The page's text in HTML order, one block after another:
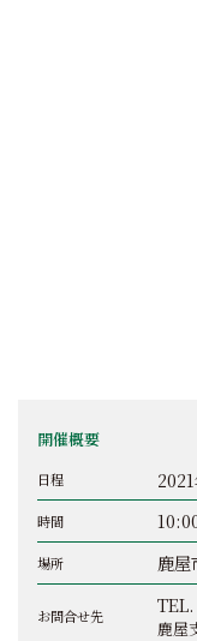
開催概要
日程
時間
場所 鹿屋
お問合せ先 TEL.
鹿屋